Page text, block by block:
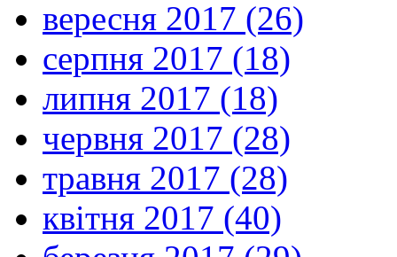
вересня 2017 (26)
серпня 2017 (18)
липня 2017 (18)
червня 2017 (28)
травня 2017 (28)
квітня 2017 (40)